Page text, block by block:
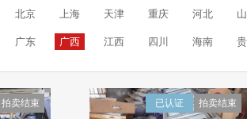
北京 上海 天津 重庆 河北
广东 广西 江西 四川 海南
拍卖结束 拍卖结束
已认证